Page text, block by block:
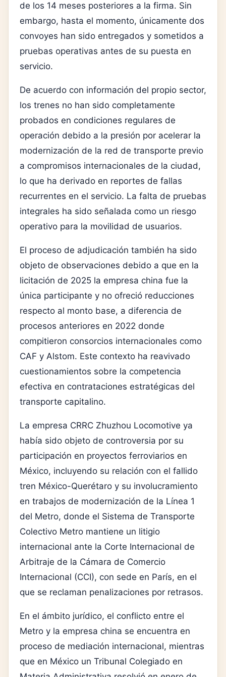
de los 14 meses posteriores a la firma. Sin
embargo, hasta el momento, únicamente dos
convoyes han sido entregados y sometidos a
pruebas operativas antes de su puesta en
servicio.
De acuerdo con información del propio sector,
los trenes no han sido completamente
probados en condiciones regulares de
operación debido a la presión por acelerar la
modernización de la red de transporte previo
a compromisos internacionales de la ciudad,
lo que ha derivado en reportes de fallas
recurrentes en el servicio. La falta de pruebas
integrales ha sido señalada como un riesgo
operativo para la movilidad de usuarios.
El proceso de adjudicación también ha sido
objeto de observaciones debido a que en la
licitación de 2025 la empresa china fue la
única participante y no ofreció reducciones
respecto al monto base, a diferencia de
procesos anteriores en 2022 donde
compitieron consorcios internacionales como
CAF y Alstom. Este contexto ha reavivado
cuestionamientos sobre la competencia
efectiva en contrataciones estratégicas del
transporte capitalino.
La empresa CRRC Zhuzhou Locomotive ya
había sido objeto de controversia por su
participación en proyectos ferroviarios en
México, incluyendo su relación con el fallido
tren México-Querétaro y su involucramiento
en trabajos de modernización de la Línea 1
del Metro, donde el Sistema de Transporte
Colectivo Metro mantiene un litigio
internacional ante la Corte Internacional de
Arbitraje de la Cámara de Comercio
Internacional (CCI), con sede en París, en el
que se reclaman penalizaciones por retrasos.
En el ámbito jurídico, el conflicto entre el
Metro y la empresa china se encuentra en
proceso de mediación internacional, mientras
que en México un Tribunal Colegiado en